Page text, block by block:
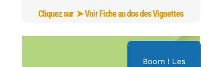
Cliquez sur ➤ Voir Fiche au dos des Vignettes
Boom ! Les